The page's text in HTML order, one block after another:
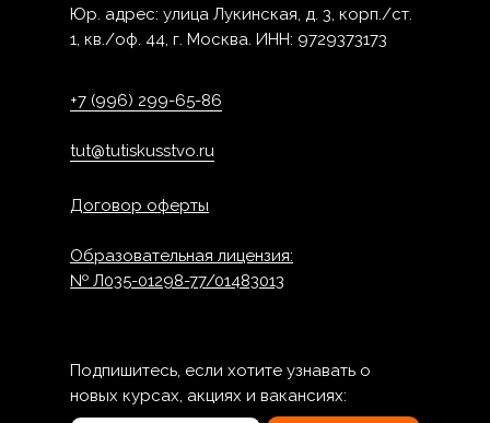
Юр. адрес: улица Лукинская, д. 3, корп./ст.
1, кв./оф. 44, г. Москва. ИНН: 9729373173
+7 (996) 299-65-86
tut@tutiskusstvo.ru
Подпишитесь, если хотите узнавать о
новых курсах, акциях и вакансиях:
Договор оферты
Образовательная лицензия:
№ Л035-01298-77/01483013